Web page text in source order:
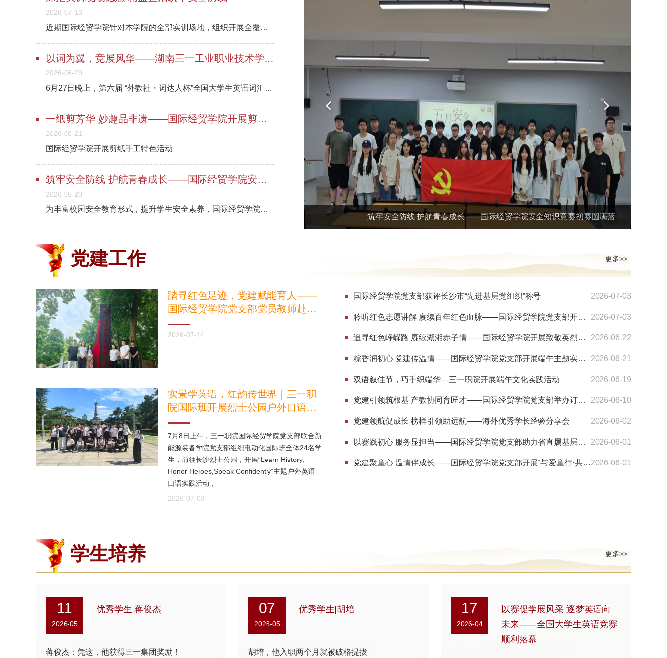
2026-07-13
近期国际经贸学院针对本学院的全部实训场地，组织开展全覆盖实训室精益安全专项排查整改行动
以词为翼，竞展风华——湖南三一工业职业技术学院顺利举办第六届 “外教社・词达人杯” 全国大学生英语词汇能力大赛湖南赛区决赛
2026-06-29
6月27日晚上，第六届 “外教社・词达人杯”全国大学生英语词汇能力大赛湖南赛区决赛在我校标准化教室顺利开展，校内参赛学子齐聚赛场同台竞技。
一纸剪芳华 妙趣品非遗——国际经贸学院开展剪纸手工特色活动
2026-06-21
国际经贸学院开展剪纸手工特色活动
筑牢安全防线 护航青春成长——国际经贸学院安全知识竞赛初赛圆满落幕
2026-05-20
为丰富校园安全教育形式，提升学生安全素养，国际经贸学院安全知识竞赛初赛于5月17日顺利开赛
Previous
深挖实训现场隐患 精益整治筑牢安全防线
Next
党建工作 更多>>
踏寻红色足迹，党建赋能育人——
国际经贸学院党支部党员教师赴五
尖山烈士陵园开展党建研学活动
2026-07-14
实景学英语，红韵传世界｜三一职
院国际班开展烈士公园户外口语实
践课
7月8日上午，三一职院国际经贸学院党支部联合新
能源装备学院党支部组织电动化国际班全体24名学
生，前往长沙烈士公园，开展“Learn History,
Honor Heroes,Speak Confidently”主题户外英语
口语实践活动，
2026-07-08
2026-07-03
国际经贸学院党支部获评长沙市“先进基层党组织”称号
2026-07-03
聆听红色志愿讲解 赓续百年红色血脉——国际经贸学院党支部开展湘南起义纪念馆主题党日活动
2026-06-22
追寻红色峥嵘路 赓续湖湘赤子情——国际经贸学院开展致敬英烈党日实践活动
2026-06-21
粽香润初心 党建传温情——国际经贸学院党支部开展端午主题实践活动
2026-06-19
双语叙佳节，巧手织端华—三一职院开展端午文化实践活动
2026-06-10
党建引领筑根基 产教协同育匠才——国际经贸学院党支部举办订单班宣讲会暨现场面试活动
2026-06-02
党建领航促成长 榜样引领助远航——海外优秀学长经验分享会
2026-06-01
以赛践初心 服务显担当——国际经贸学院党支部助力省直属基层工会知识竞赛顺利开展
2026-06-01
党建聚童心 温情伴成长——国际经贸学院党支部开展“与爱童行·共庆六一”志愿服务活动
学生培养 更多>>
11
2026-05
优秀学生|蒋俊杰
蒋俊杰：凭这，他获得三一集团奖励！
07
2026-05
优秀学生|胡培
胡培，他入职两个月就被破格提拔
17
2026-04
以赛促学展风采 逐梦英语向
未来——全国大学生英语竞赛
顺利落幕